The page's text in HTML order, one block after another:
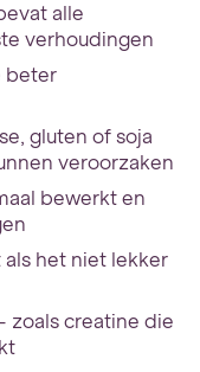
alle
verhoudingen
beter
gluten of soja
veroorzaken
bewerkt en
het niet lekker
zoals creatine die